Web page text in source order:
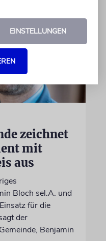
zeichnet
mit
aus
Bloch sel.A. und
für die
der
Benjamin
EINSTELLUNGEN